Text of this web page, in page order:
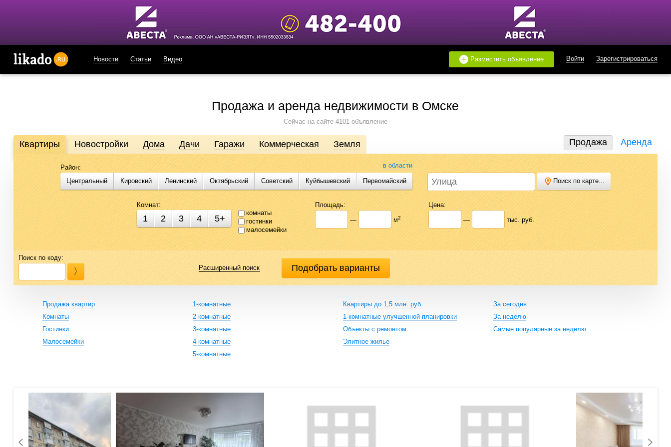
Новости Статьи Видео + Разместить объявление Войти Зарегистрироваться
Продажа и аренда недвижимости в Омске
Сейчас на сайте 4101 объявление
Продажа и аренда недвижимости в Омске
Likado.ru – сайт актуальных и достоверных объявлений по недвижимости от агентств, собственников, инвесторов и застройщиков. Продать или купить квартиру, найти землю под строительство,
подобрать помещение для бизнеса стало проще. Воспользуйтесь предложениями Likado.ru, чтобы сэкономить время и силы в поисках нужного варианта.
Продажа Аренда
Квартиры Новостройки Дома Дачи Гаражи Коммерческая Земля
Район: в области
Центральный Кировский Ленинский Октябрьский Советский Куйбышевский Первомайский Поиск по карте...
Комнат:
1 2 3 4 5+
комнаты
гостинки
малосемейки
Площадь:
—
м2
Цена:
—
тыс. руб.
Поиск по коду:
Расширенный поиск
Продажа квартир
Комнаты
Гостинки
Малосемейки
1-комнатные
2-комнатные
3-комнатные
4-комнатные
5-комнатные
Квартиры до 1,5 млн. руб.
1-комнатные улучшенной планировки
Объекты с ремонтом
Элитное жилье
За сегодня
За неделю
Самые популярные за неделю